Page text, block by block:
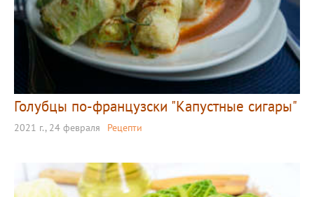
Голубцы по-французски "Капустные сигары"
2021 г., 24 февраля Рецепти